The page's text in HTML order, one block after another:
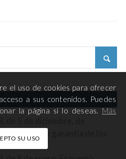
5 de diciembre, de
el uso de cookies para ofrecer
a sus contenidos. Puedes
la página si lo deseas.Más
SU USO